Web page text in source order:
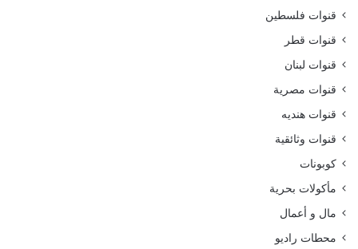
قنوات فلسطين
قنوات قطر
قنوات لبنان
قنوات مصرية
قنوات هنديه
قنوات وثائقية
كوبونات
مأكولات بحرية
مال و أعمال
محطات راديو